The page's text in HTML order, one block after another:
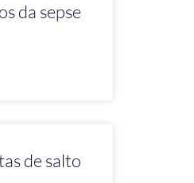
da sepse
de salto